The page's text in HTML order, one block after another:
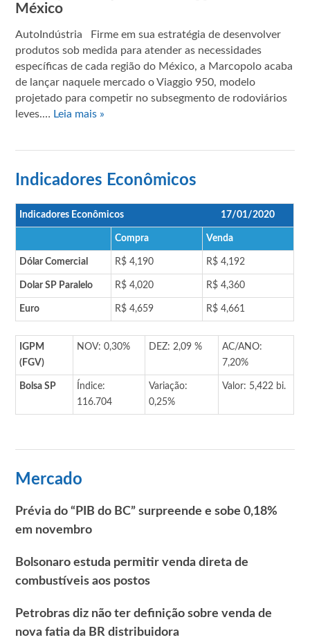
México
AutoIndústria Firme em sua estratégia de desenvolver
produtos sob medida para atender as necessidades
específicas de cada região do México, a Marcopolo acaba
de lançar naquele mercado o Viaggio 950, modelo
projetado para competir no subsegmento de rodoviários
leves.… Leia mais »
Indicadores Econômicos
Indicadores Econômicos 17/01/2020
Compra Venda
Dólar Comercial R$ 4,190 R$ 4,192
Dolar SP Paralelo R$ 4,020 R$ 4,360
Euro R$ 4,659 R$ 4,661
IGPM
(FGV)
NOV: 0,30% DEZ: 2,09 %
AC/ANO:
7,20%
Bolsa SP
Índice:
116.704
Variação:
0,25%
Valor: 5,422 bi.
Mercado
Prévia do “PIB do BC” surpreende e sobe 0,18%
em novembro
Bolsonaro estuda permitir venda direta de
combustíveis aos postos
Petrobras diz não ter definição sobre venda de
nova fatia da BR distribuidora